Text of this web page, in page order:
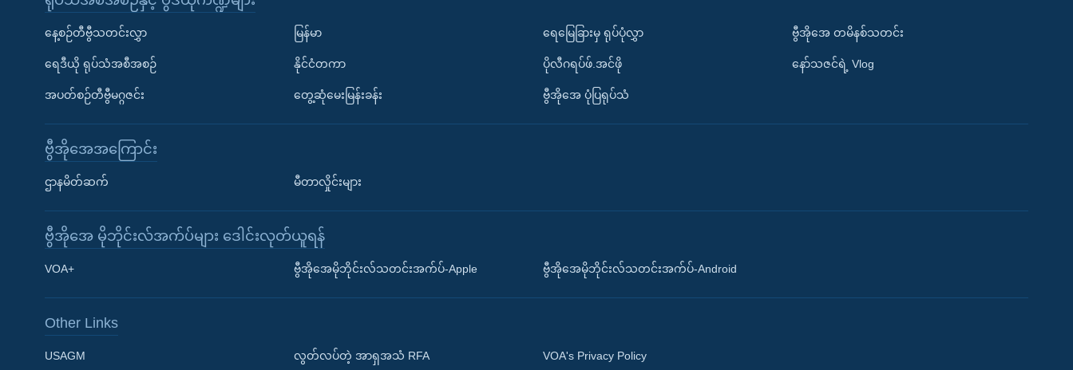
Learning English
နေ့စဉ်တီဗွီသတင်းလွှာ
ရေဒီယို ရုပ်သံအစီအစဉ်
အပတ်စဉ်တီဗွီမဂ္ဂဇင်း
မြန်မာ
နိုင်ငံတကာ
တွေ့ဆုံမေးမြန်းခန်း
ရေမြေခြားမှ ရုပ်ပုံလွှာ
ပိုလီဂရပ်ဖ်.အင်ဖို
ဗွီအိုအေ ပုံပြရုပ်သံ
ဗွီအိုအေ တမိနစ်သတင်း
နော်သဇင်ရဲ့ Vlog
ဗွီအိုအေအကြောင်း
ဌာနမိတ်ဆက် မီတာလှိုင်းများ
ဗွီအိုအေ မိုဘိုင်းလ်အက်ပ်များ ဒေါင်းလုတ်ယူရန်
VOA+ ဗွီအိုအေမိုဘိုင်းလ်သတင်းအက်ပ်-Apple ဗွီအိုအေမိုဘိုင်းလ်သတင်းအက်ပ်-Android
Other Links
USAGM လွတ်လပ်တဲ့ အာရှအသံ RFA VOA's Privacy Policy